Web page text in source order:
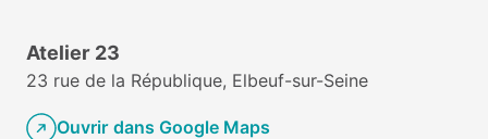
Atelier 23
23 rue de la République, Elbeuf-sur-Seine
Ouvrir dans Google Maps